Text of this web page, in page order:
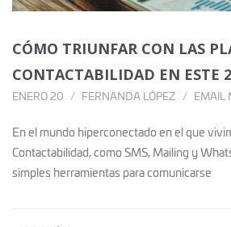
CÓMO TRIUNFAR CON LAS
CONTACTABILIDAD EN ESTE
ENERO 20 FERNANDA LÓPEZ EMAIL
En el mundo hiperconectado en el que
Contactabilidad, como SMS, Mailing y
simples herramientas para comunicarse